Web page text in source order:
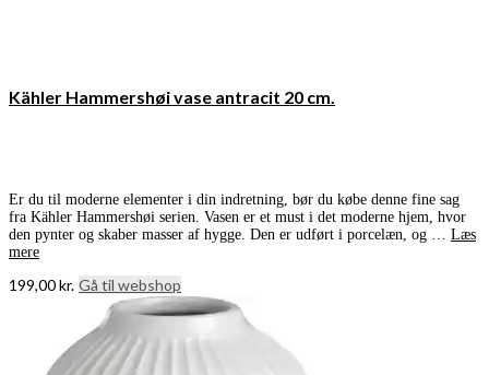
Kähler Hammershøi vase antracit 20 cm.
Er du til moderne elementer i din indretning, bør du købe denne fine sag
fra Kähler Hammershøi serien. Vasen er et must i det moderne hjem, hvor
den pynter og skaber masser af hygge. Den er udført i porcelæn, og … Læs
mere
199,00kr. Gå til webshop